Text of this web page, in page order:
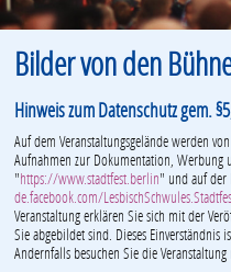
Bilder von den
Hinweis zum Datenschutz gem.
Auf dem Veranstaltungsgelände werden
Aufnahmen zur Dokumentation, Werbung
"https://www.stadtfest.berlin" und auf der
de.facebook.com/
Veranstaltung erklären Sie sich mit der
Sie abgebildet sind. Dieses Einverständnis
Andernfalls besuchen Sie die Veranstaltung